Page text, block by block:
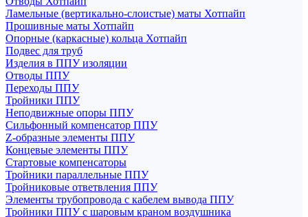
Ламельные (вертикально-слоистые) маты Хотпайп
Прошивные маты Хотпайп
Опорные (каркасные) кольца Хотпайп
Подвес для труб
Изделия в ППУ изоляции
Отводы ППУ
Переходы ППУ
Тройники ППУ
Неподвижные опоры ППУ
Cильфонный компенсатор ППУ
Z-образные элементы ППУ
Концевые элементы ППУ
Стартовые компенсаторы
Тройники параллельные ППУ
Тройниковые ответвления ППУ
Элементы трубопровода с кабелем вывода ППУ
Тройники ППУ с шаровым краном воздушника